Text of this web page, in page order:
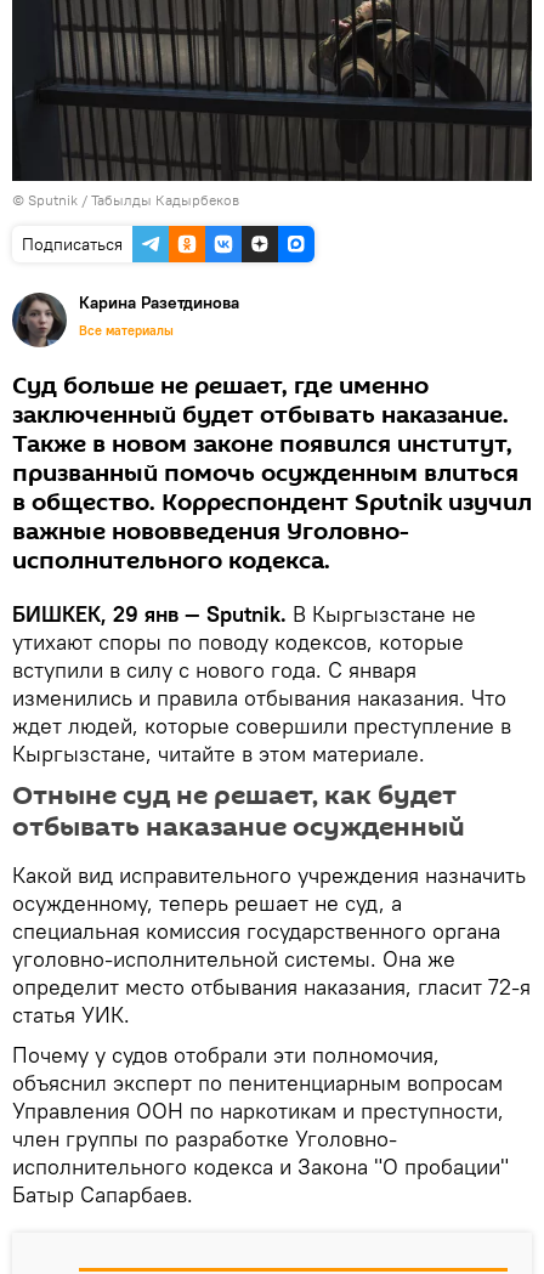
© Sputnik / Табылды Кадырбеков
Подписаться
Карина Разетдинова
Все материалы
Суд больше не решает, где именно
заключенный будет отбывать наказание.
Также в новом законе появился институт,
призванный помочь осужденным влиться
в общество. Корреспондент Sputnik изучил
важные нововведения Уголовно-
исполнительного кодекса.
БИШКЕК, 29 янв — Sputnik. В Кыргызстане не
утихают споры по поводу кодексов, которые
вступили в силу с нового года. С января
изменились и правила отбывания наказания. Что
ждет людей, которые совершили преступление в
Кыргызстане, читайте в этом материале.
Отныне суд не решает, как будет
отбывать наказание осужденный
Какой вид исправительного учреждения назначить
осужденному, теперь решает не суд, а
специальная комиссия государственного органа
уголовно-исполнительной системы. Она же
определит место отбывания наказания, гласит 72-я
статья УИК.
Почему у судов отобрали эти полномочия,
объяснил эксперт по пенитенциарным вопросам
Управления ООН по наркотикам и преступности,
член группы по разработке Уголовно-
исполнительного кодекса и Закона "О пробации"
Батыр Сапарбаев.